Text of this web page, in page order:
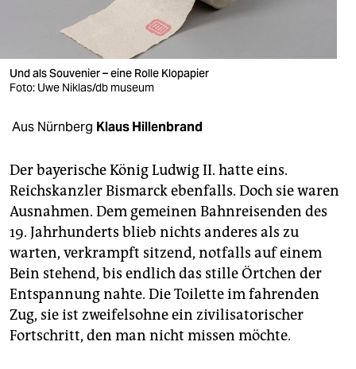
verlag
veranstaltungen
shop
unterstützen
abo
genossenschaft
epaper login
Und als Souvenier – eine Rolle Klopapier
Foto: Uwe Niklas/db museum
Aus Nürnberg Klaus Hillenbrand
Der bayerische König Ludwig II. hatte eins.
Reichskanzler Bismarck ebenfalls. Doch sie waren
Ausnahmen. Dem gemeinen Bahnreisenden des
19. Jahrhunderts blieb nichts anderes als zu
warten, verkrampft sitzend, notfalls auf einem
Bein stehend, bis endlich das stille Örtchen der
Entspannung nahte. Die Toilette im fahrenden
Zug, sie ist zweifelsohne ein zivilisatorischer
Fortschritt, den man nicht missen möchte.